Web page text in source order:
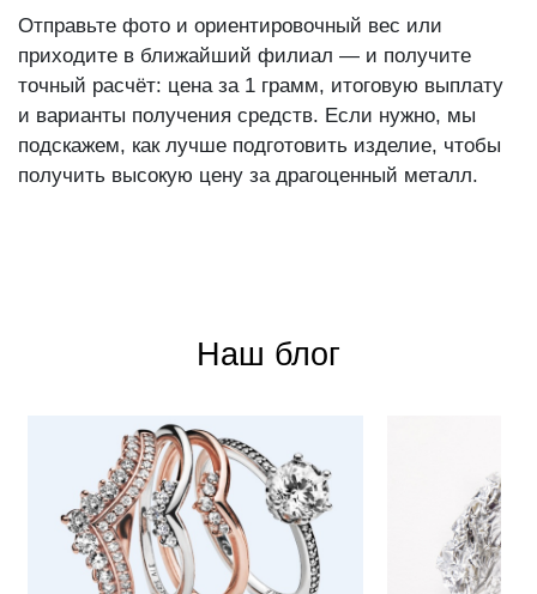
Отправьте фото и ориентировочный вес или
приходите в ближайший филиал — и получите
точный расчёт: цена за 1 грамм, итоговую выплату
и варианты получения средств. Если нужно, мы
подскажем, как лучше подготовить изделие, чтобы
получить высокую цену за драгоценный металл.
Наш блог